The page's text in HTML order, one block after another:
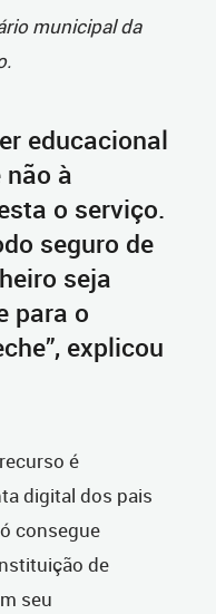
municipal da
educacional
à
o serviço.
seguro de
seja
para o
explicou
é
digital dos pais
consegue
de
seu